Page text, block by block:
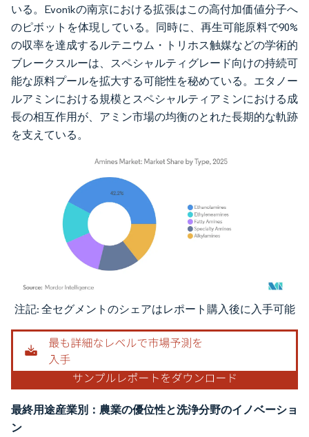
いる。Evonikの南京における拡張はこの高付加価値分子へ
のピボットを体現している。同時に、再生可能原料で90%
の収率を達成するルテニウム・トリホス触媒などの学術的
ブレークスルーは、スペシャルティグレード向けの持続可
能な原料プールを拡大する可能性を秘めている。エタノー
ルアミンにおける規模とスペシャルティアミンにおける成
長の相互作用が、アミン市場の均衡のとれた長期的な軌跡
を支えている。
画像 © Mordor Intelligence。再利用にはCC BY 4.0の表示が必要です。
注記: 全セグメントのシェアはレポート購入後に入手可能
最終用途産業別：農業の優位性と洗浄分野のイノベーショ
ン